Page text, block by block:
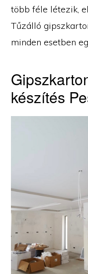
több féle létezik,
Tűzálló
minden esetben
készítés